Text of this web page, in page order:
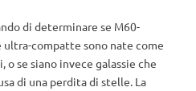
di determinare se M60-
ultra-compatte sono nate come
se siano invece galassie che
di una perdita di stelle. La